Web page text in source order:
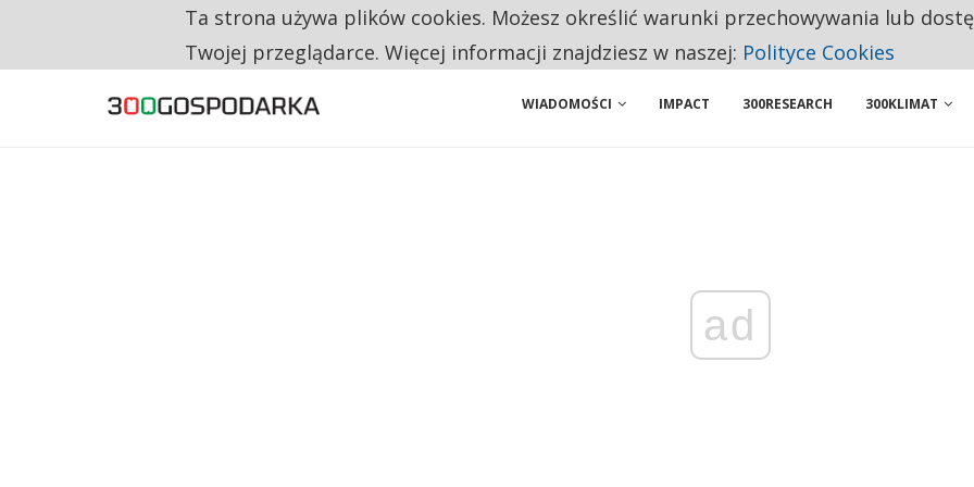
RESTRYKCJE CHIN UDERZAJĄ W EUROPEJSKI PRZEMYSŁ. NA LIŚCIE SĄ DWA PODMIOTY Z POLSKI
WIADOMOŚCI IMPACT 300RESEARCH 300KLIMAT
ad
Ta strona używa plików cookies. Możesz określić warunki przechowywania lub
Twojej przeglądarce. Więcej informacji znajdziesz w naszej: Polityce Cookies